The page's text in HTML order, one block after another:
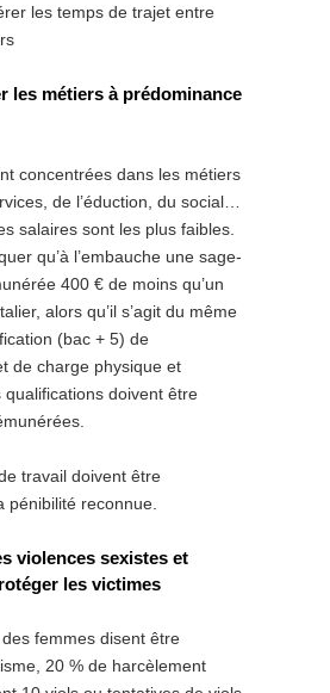
les temps de trajet entre
les métiers à prédominance
concentrées dans les métiers
de l’éduction, du social…
salaires sont les plus faibles.
qu’à l’embauche une sage-
400 € de moins qu’un
alors qu’il s’agit du même
(bac + 5) de
de charge physique et
qualifications doivent être
travail doivent être
pénibilité reconnue.
violences sexistes et
les victimes
femmes disent être
20 % de harcèlement